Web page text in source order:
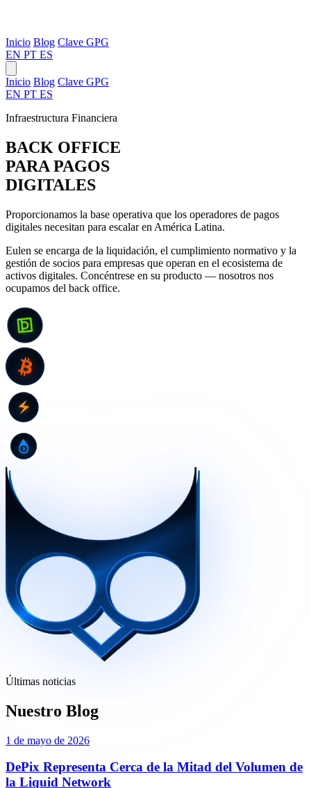
Inicio Blog Clave GPG
EN PT ES
Inicio Blog Clave GPG
EN PT ES
Infraestructura Financiera
BACK OFFICE
PARA PAGOS
DIGITALES
Proporcionamos la base operativa que los operadores de pagos
digitales necesitan para escalar en América Latina.
Eulen se encarga de la liquidación, el cumplimiento normativo y la
gestión de socios para empresas que operan en el ecosistema de
activos digitales. Concéntrese en su producto — nosotros nos
ocupamos del back office.
Últimas noticias
Nuestro Blog
1 de mayo de 2026
DePix Representa Cerca de la Mitad del Volumen de
la Liquid Network